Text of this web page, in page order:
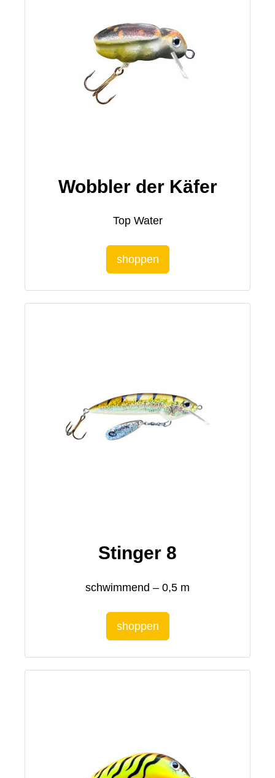
Wobbler der Käfer
Top Water
shoppen
Stinger 8
schwimmend – 0,5 m
shoppen